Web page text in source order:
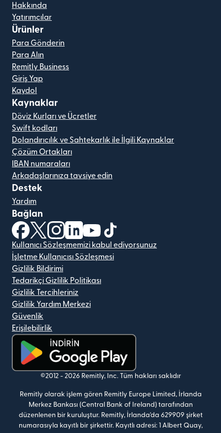
Hakkında
Yatırımcılar
Ürünler
Para Gönderin
Para Alın
Remitly Business
Giriş Yap
Kaydol
Kaynaklar
Döviz Kurları ve Ücretler
Swift kodları
Dolandırıcılık ve Sahtekarlık ile İlgili Kaynaklar
Çözüm Ortakları
IBAN numaraları
Arkadaşlarınıza tavsiye edin
Destek
Yardım
Bağlan
(yeni pencerede açılır)
(yeni pencerede açılır)
(yeni pencerede açılır)
(yeni pencerede açılır)
(yeni pencerede açılır)
Kullanıcı Sözleşmemizi kabul ediyorsunuz
İşletme Kullanıcısı Sözleşmesi
Gizlilik Bildirimi
Tedarikçi Gizlilik Politikası
Gizlilik Tercihleriniz
Gizlilik Yardım Merkezi
Güvenlik
Erişilebilirlik
(yeni pencerede açılır)
©2012 - 2026 Remitly, Inc. Tüm hakları saklıdır
Remitly olarak işlem gören Remitly Europe Limited, İrlanda
Merkez Bankası (Central Bank of Ireland) tarafından
düzenlenen bir kuruluştur. Remitly, İrlanda'da 629909 şirket
numarasıyla kayıtlı bir şirkettir. Kayıtlı adresi: 1 Albert Quay,